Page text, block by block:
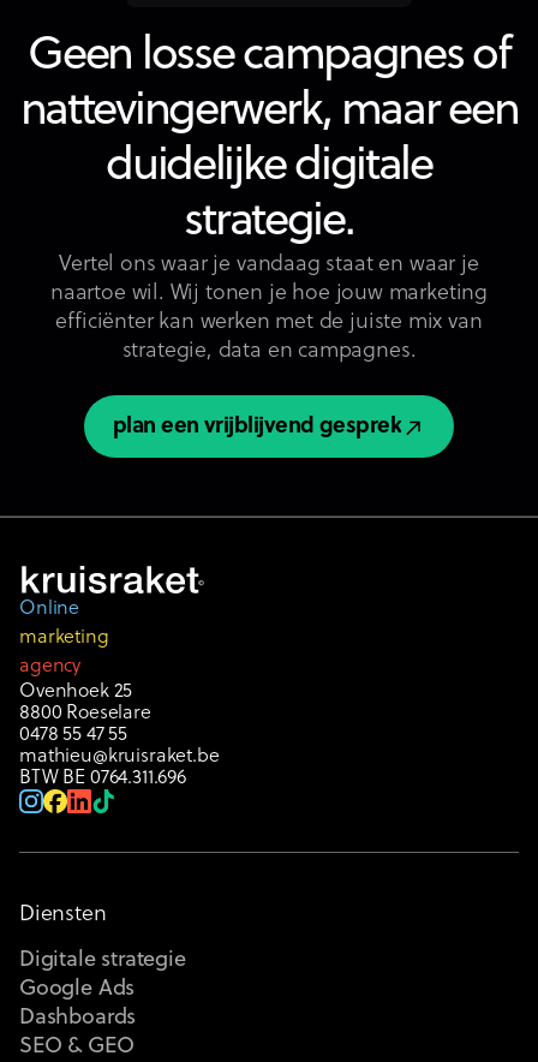
Geen losse campagnes of
nattevingerwerk, maar een
duidelijke digitale
strategie.
Vertel ons waar je vandaag staat en waar je
naartoe wil. Wij tonen je hoe jouw marketing
efficiënter kan werken met de juiste mix van
strategie, data en campagnes.
plan een vrijblijvend gesprek
plan een vrijblijvend gesprek
Online
marketing
agency
Ovenhoek 25
8800 Roeselare
0478 55 47 55
mathieu@kruisraket.be
BTW BE 0764.311.696
Diensten
Digitale strategie
Google Ads
Dashboards
SEO & GEO